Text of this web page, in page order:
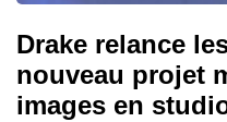
Drake relance
nouveau projet
images en